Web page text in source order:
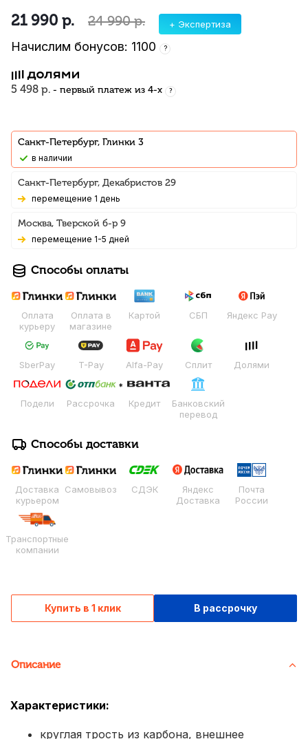
21 990 р. 24 990р. + Экспертиза
Начислим бонусов: 1100 ?
5 498 р. - первый платеж из 4-х ?
Санкт-Петербург, Глинки 3
В наличии
Санкт-Петербург, Декабристов 29
Перемещение 1 день
Москва, Тверской б-р 9
Перемещение 1-5 дней
Способы оплаты
Оплата
курьеру
Оплата в
магазине
Картой СБП Яндекс Pay
SberPay T-Pay Alfa-Pay Сплит Долями
Подели Рассрочка Кредит
Банковский
перевод
Способы доставки
Доставка
курьером
Самовывоз СДЭК
Яндекс
Доставка
Почта
России
Транспортные
компании
Купить в 1 клик В рассрочку
Описание
Характеристики:
круглая трость из карбона, внешнее